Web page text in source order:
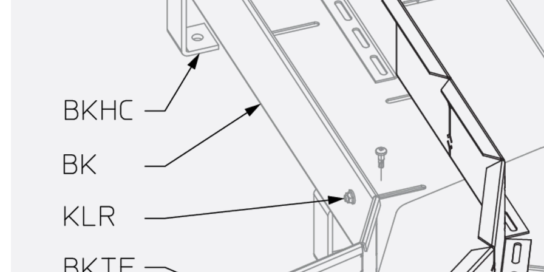
Zurück
Querkraftbewehrung
Querkraftbewehrung JDA-S
Rückbiegeanschlüsse
Zurück
Rückbiegeanschlüsse
FERBOX®
Anschlussabdichtung
GFK-Bewehrung
GFK-Bewehrung
FIBERNOX® V-ROD
Edelstahlbewehrung
Edelstahlbewehrung
Nichtrostender Betonstahl
Mauerwerksbewehrung
Zurück
GRIPRIP®
Bewehrungszubehör